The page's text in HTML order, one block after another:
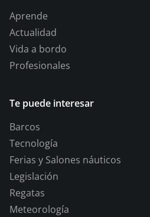
Aprende
Actualidad
Vida a bordo
Profesionales
Te puede interesar
Barcos
Tecnología
Ferias y Salones náuticos
Legislación
Regatas
Meteorología